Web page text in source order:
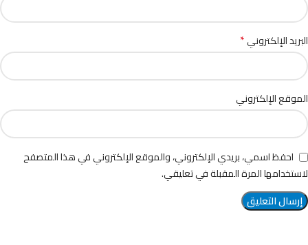
البريد الإلكتروني*
الموقع الإلكتروني
احفظ اسمي، بريدي الإلكتروني، والموقع الإلكتروني في هذا المتصفح
لاستخدامها المرة المقبلة في تعليقي.